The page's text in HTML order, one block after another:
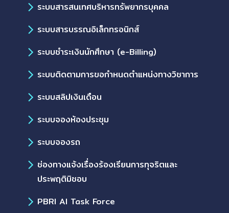
ระบบสารสนเทศบริหารทรัพยากรบุคคล
ระบบสารบรรณอิเล็กทรอนิกส์
ระบบชำระเงินนักศึกษา (e-Billing)
ระบบติดตามการขอกำหนดตำแหน่งทางวิชาการ
ระบบสลิปเงินเดือน
ระบบจองห้องประชุม
ระบบจองรถ
ช่องทางแจ้งเรื่องร้องเรียนการทุจริตและ
ประพฤติมิชอบ
PBRI AI Task Force